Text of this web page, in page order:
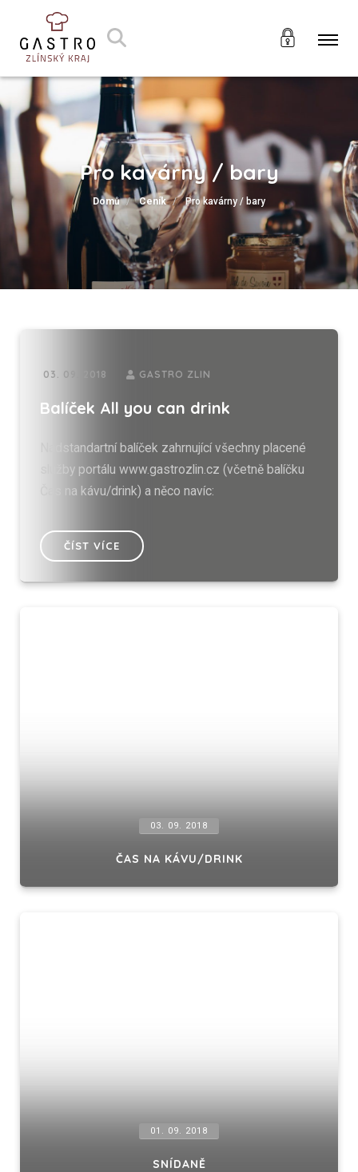
Pro kavárny / bary
Domů Ceník Pro kavárny / bary
03. 09. 2018 GASTRO ZLIN
Balíček All you can drink
Nadstandartní balíček zahrnující všechny placené
služby portálu www.gastrozlin.cz (včetně balíčku
Čas na kávu/drink) a něco navíc:
ČÍST VÍCE
03. 09. 2018
ČAS NA KÁVU/DRINK
01. 09. 2018
SNÍDANĚ